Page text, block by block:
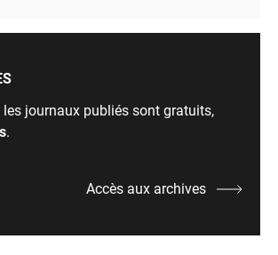
les journaux publiés sont gratuits,
.
Accès aux archives